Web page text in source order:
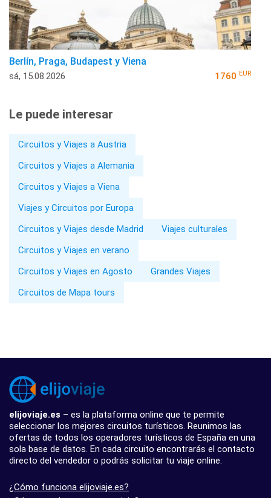
Berlín, Praga, Budapest y Viena
sá, 15.08.2026 1760 EUR
Le puede interesar
Circuitos y Viajes a Austria
Circuitos y Viajes a Alemania
Circuitos y Viajes a Viena
Viajes y Circuitos por Europa
Circuitos y Viajes desde Madrid
Viajes culturales
Circuitos y Viajes en verano
Circuitos y Viajes en Agosto
Grandes Viajes
Circuitos de Mapa tours
elijoviaje.es – es la plataforma online que te permite
seleccionar los mejores circuitos turísticos. Reunimos las
ofertas de todos los operadores turísticos de España en una
sola base de datos. En cada circuito encontrarás el contacto
directo del vendedor o podrás solicitar tu viaje online.
¿Cómo funciona elijoviaje.es?